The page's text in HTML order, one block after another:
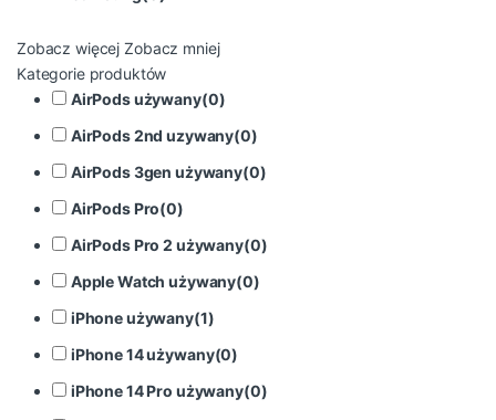
Zobacz więcej Zobacz mniej
Kategorie produktów
AirPods używany(0)
AirPods 2nd uzywany(0)
AirPods 3gen używany(0)
AirPods Pro(0)
AirPods Pro 2 używany(0)
Apple Watch używany(0)
iPhone używany(1)
iPhone 14 używany(0)
iPhone 14 Pro używany(0)